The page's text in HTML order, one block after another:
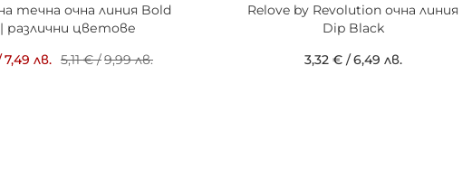
течна очна линия Bold
различни цветове
7,49 лв. 5,11 €/9,99 лв.
Relove by Revolution очна линия
Dip Black
3,32 €/6,49 лв.